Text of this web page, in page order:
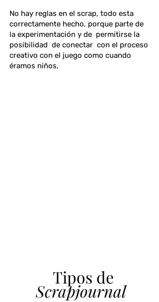
No hay reglas en el scrap, todo esta
correctamente hecho, porque parte de
la experimentación y de permitirse la
posibilidad de conectar con el proceso
creativo con el juego como cuando
éramos niños,
Tipos de
Scrapjournal